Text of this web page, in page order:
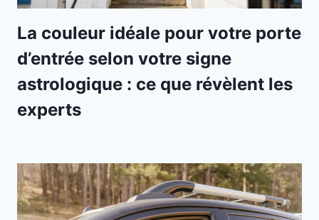
La couleur idéale pour votre porte
d’entrée selon votre signe
astrologique : ce que révèlent les
experts